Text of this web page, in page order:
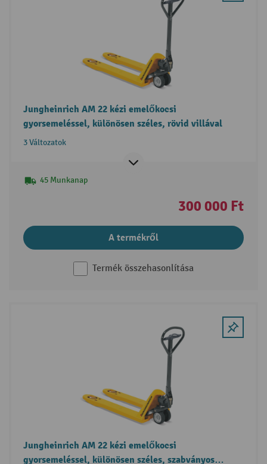
Jungheinrich AM 22 kézi emelőkocsi
gyorsemeléssel, különösen széles, rövid villával
3 Változatok
45 Munkanap
300 000 Ft
A termékről
Termék összehasonlítása
Jungheinrich AM 22 kézi emelőkocsi
gyorsemeléssel, különösen széles, szabványos